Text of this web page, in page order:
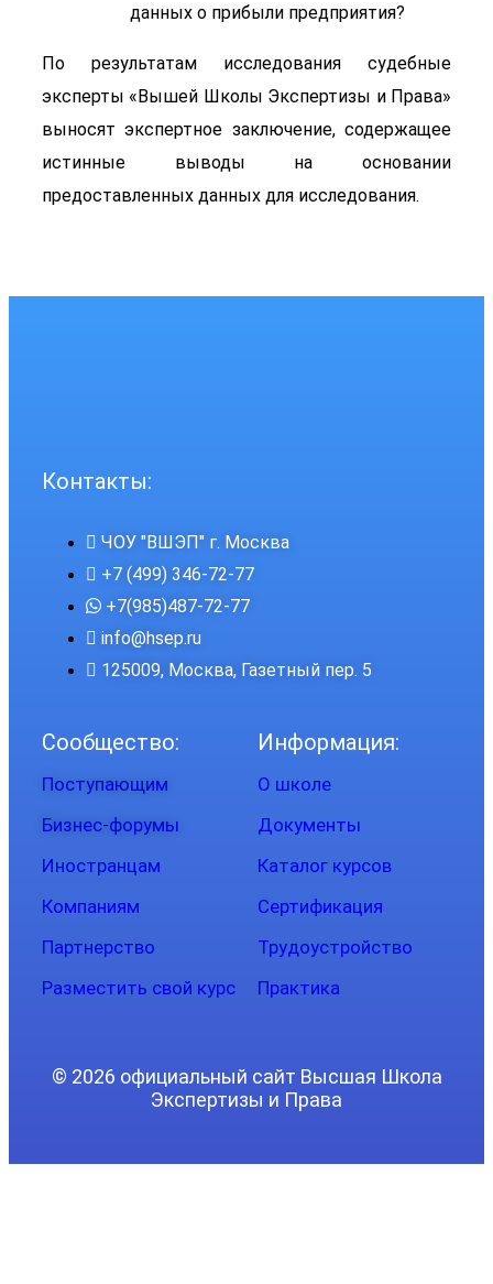
данных о прибыли предприятия?
По результатам исследования судебные
эксперты «Вышей Школы Экспертизы и Права»
выносят экспертное заключение, содержащее
истинные выводы на основании
предоставленных данных для исследования.
Контакты:
ЧОУ "ВШЭП" г. Москва
+7 (499) 346-72-77
+7(985)487-72-77
info@hsep.ru
125009, Москва, Газетный пер. 5
Сообщество:
Поступающим
Бизнес-форумы
Иностранцам
Компаниям
Партнерство
Разместить свой курс
Информация:
О школе
Документы
Каталог курсов
Сертификация
Трудоустройство
Практика
© 2026 официальный сайт Высшая Школа
Экспертизы и Права